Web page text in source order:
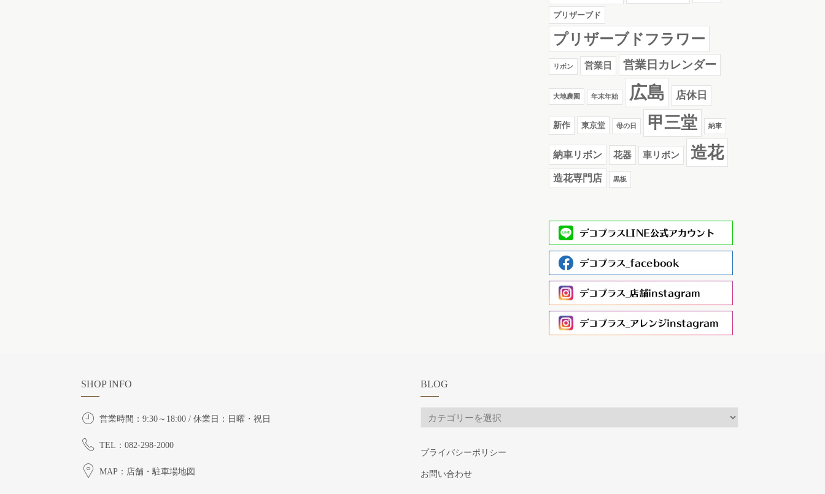
プリザーブド
プリザーブドフラワー
リボン 営業日 営業日カレンダー
大地農園 年末年始 広島 店休日
新作 東京堂 母の日 甲三堂 納車
納車リボン 花器 車リボン 造花
造花専門店 黒板
SHOP INFO
営業時間：9:30～18:00 / 休業日：日曜・祝日
TEL：082-298-2000
MAP：店舗・駐車場地図
BLOG
BLOG
プライバシーポリシー
お問い合わせ